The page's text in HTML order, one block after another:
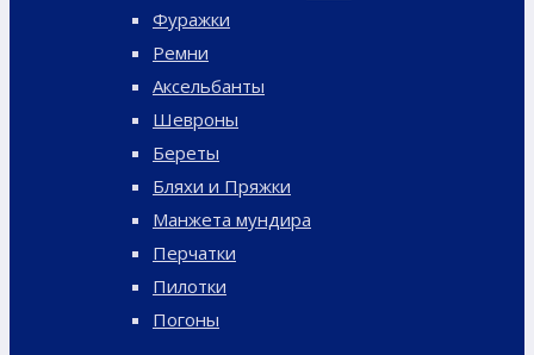
Фуражки
Ремни
Аксельбанты
Шевроны
Береты
Бляхи и Пряжки
Манжета мундира
Перчатки
Пилотки
Погоны